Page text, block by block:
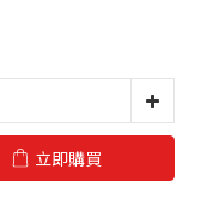
立即購買